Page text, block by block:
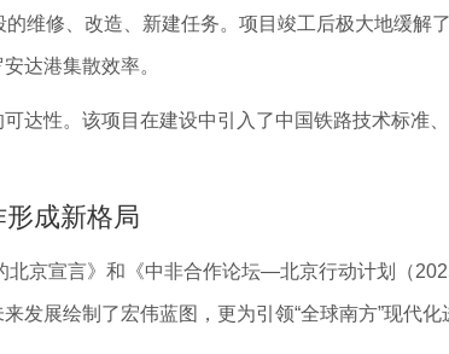
修、改造、新建任务。项目竣工后极大地缓解
达港集散效率。
性。该项目在建设中引入了中国铁路技术标准
成新格局
京宣言》和《中非合作论坛—北京行动计划（
发展绘制了宏伟蓝图，更为引领“全球南方”现代化